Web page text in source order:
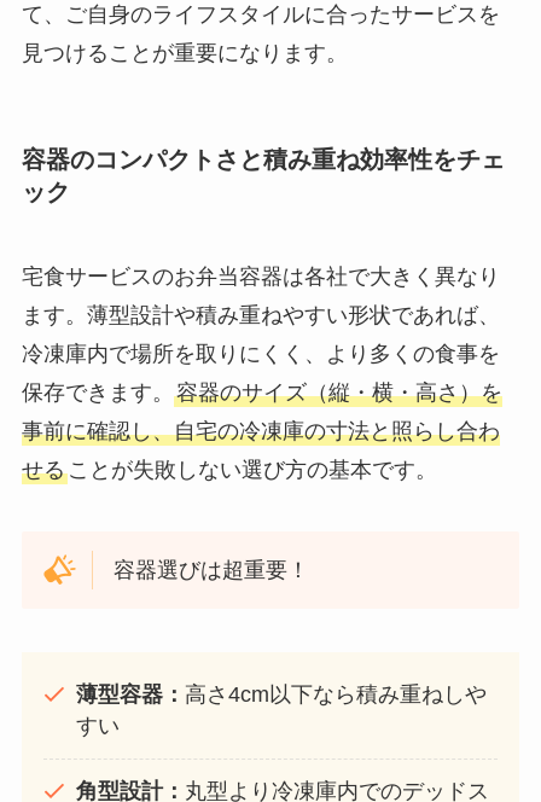
て、ご自身のライフスタイルに合ったサービスを
見つけることが重要になります。
容器のコンパクトさと積み重ね効率性をチェ
ック
宅食サービスのお弁当容器は各社で大きく異なり
ます。薄型設計や積み重ねやすい形状であれば、
冷凍庫内で場所を取りにくく、より多くの食事を
保存できます。 容器のサイズ（縦・横・高さ）を
事前に確認し、自宅の冷凍庫の寸法と照らし合わ
せることが失敗しない選び方の基本です。
容器選びは超重要！
薄型容器： 高さ4cm以下なら積み重ねしや
すい
角型設計： 丸型より冷凍庫内でのデッドス